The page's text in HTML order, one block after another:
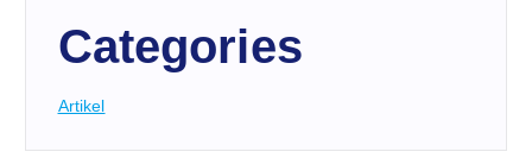
Categories
Artikel